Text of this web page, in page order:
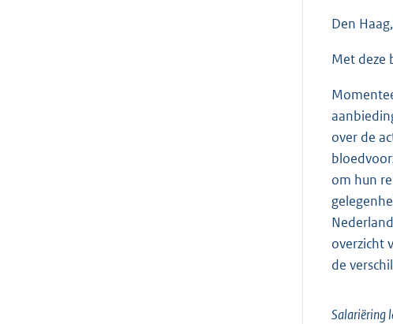
Den
Met deze
over de
om hun
overzicht
de
Salariëring